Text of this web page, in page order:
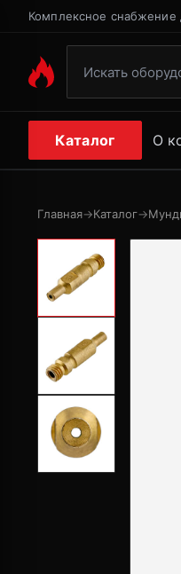
Комплексное снабжение
Каталог О
Главная→Каталог→